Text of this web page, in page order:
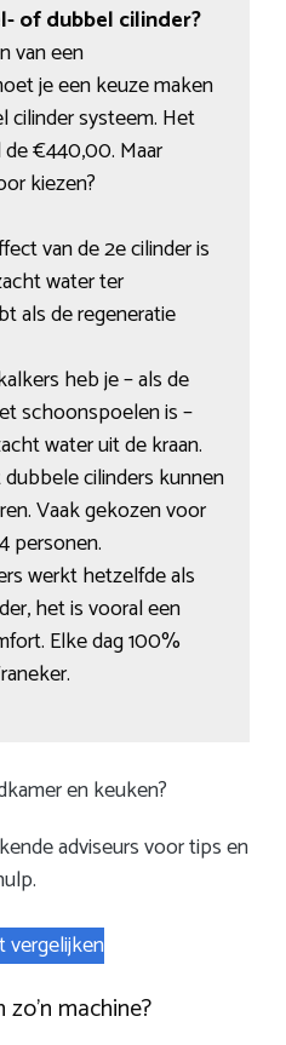
of dubbel cilinder?
van een
je een keuze maken
systeem. Het
€440,00. Maar
kiezen?
van de 2e cilinder is
water ter
als de regeneratie
heb je – als de
schoonspoelen is –
water uit de kraan.
cilinders kunnen
Vaak gekozen voor
personen.
werkt hetzelfde als
het is vooral een
Elke dag 100%
en keuken?
adviseurs voor tips en
vergelijken
machine?